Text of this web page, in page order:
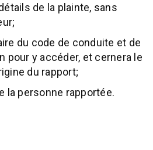
de la plainte, sans
du code de conduite et de
pour y accéder, et cernera le
du rapport;
la personne rapportée.